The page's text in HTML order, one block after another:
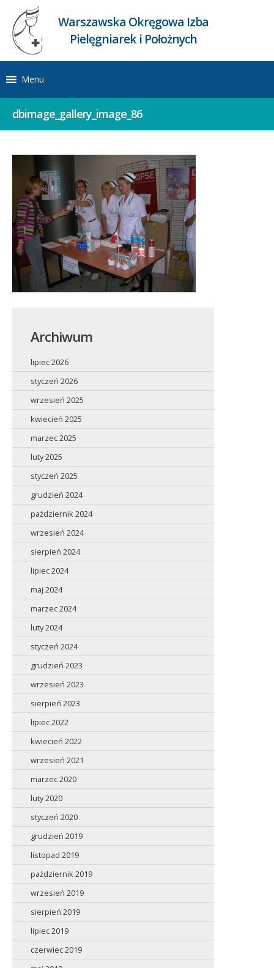
Warszawska Okręgowa Izba
Pielęgniarek i Położnych
Menu
dbimage_gallery_image_86
Archiwum
lipiec 2026
styczeń 2026
wrzesień 2025
kwiecień 2025
marzec 2025
luty 2025
styczeń 2025
grudzień 2024
październik 2024
wrzesień 2024
sierpień 2024
lipiec 2024
maj 2024
marzec 2024
luty 2024
styczeń 2024
grudzień 2023
wrzesień 2023
sierpień 2023
lipiec 2022
kwiecień 2022
wrzesień 2021
marzec 2020
luty 2020
styczeń 2020
grudzień 2019
listopad 2019
październik 2019
wrzesień 2019
sierpień 2019
lipiec 2019
czerwiec 2019